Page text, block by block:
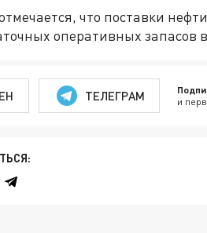
что поставки
оперативных запасов
ТЕЛЕГРАМ и